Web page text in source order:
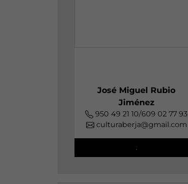
José Miguel Rubio
Jiménez
950 49 21 10/609 02 77 93
culturaberja@gmail.com
.